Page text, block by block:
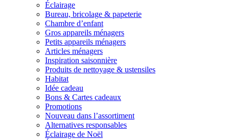
Éclairage
Bureau, bricolage & papeterie
Chambre d’enfant
Gros appareils ménagers
Petits appareils ménagers
Articles ménagers
Inspiration saisonnière
Produits de nettoyage & ustensiles
Habitat
Idée cadeau
Bons & Cartes cadeaux
Promotions
Nouveau dans l’assortiment
Alternatives responsables
Éclairage de Noël